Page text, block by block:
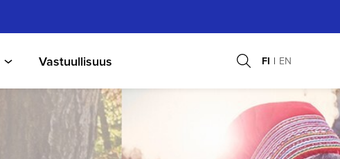
Vastuullisuus FI EN